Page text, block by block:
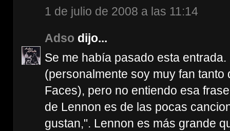
1 de julio de 2008 a las 11:14
Adso dijo...
Se me había pasado esta
(personalmente soy muy fan
Faces), pero no entiendo esa
de Lennon es de las pocas
gustan,". Lennon es más grande